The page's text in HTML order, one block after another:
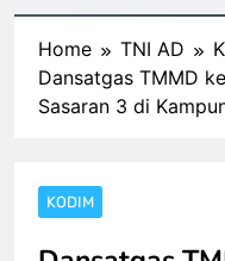
Home TNI AD
Dansatgas TMMD
Sasaran 3 di
KODIM